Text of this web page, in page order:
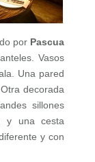
por Pascua
Vasos
Una pared
decorada
sillones
y una cesta
y con